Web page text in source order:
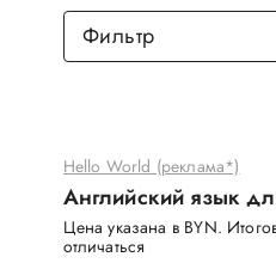
Hello World (реклама*)
Английский язык
Цена указана в BYN.
отличаться
Фильтр